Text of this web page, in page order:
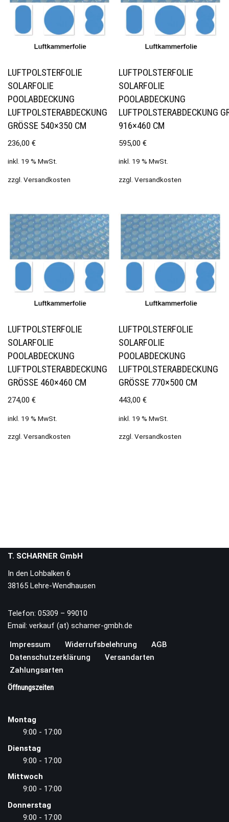
LUFTPOLSTERFOLIE
SOLARFOLIE
POOLABDECKUNG
LUFTPOLSTERABDECKUNG
GRÖSSE 540×350 CM
236,00 €
inkl. 19 % MwSt.
zzgl. Versandkosten
LUFTPOLSTERFOLIE
SOLARFOLIE
POOLABDECKUNG
LUFTPOLSTERABDECKUNG
16×460 CM
595,00€
inkl. 19 % MwSt.
zzgl.Versandkosten
LUFTPOLSTERFOLIE
SOLARFOLIE
POOLABDECKUNG
LUFTPOLSTERABDECKUNG
GRÖSSE 460×460 CM
274,00 €
inkl. 19 % MwSt.
zzgl. Versandkosten
LUFTPOLSTERFOLIE
SOLARFOLIE
POOLABDECKUNG
LUFTPOLSTERABDECKUNG
GRÖSSE 770×500 CM
443,00€
inkl. 19 % MwSt.
zzgl.Versandkosten
T. SCHARNER GmbH
In den Lohbalken 6
38165 Lehre-Wendhausen
Telefon: 05309 – 99010
Email: verkauf (at) scharner-gmbh.de
Impressum Widerrufsbelehrung
AGB
Datenschutzerklärung
Versandarten
Zahlungsarten
Öffnungszeiten
Montag
9:00 - 17:00
Dienstag
9:00 - 17:00
Mittwoch
9:00 - 17:00
Donnerstag
9:00 - 17:00